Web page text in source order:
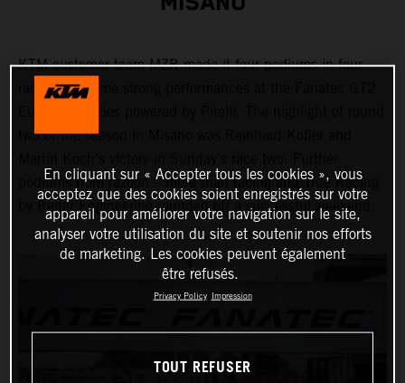
KTM customer team MZR made it four podiums in four
races with some strong performances at the Fanatec GT2
two of the season in Misano was Reinhard Kofler and
podiums from razoon – more than racing and True Racing
by Reiter Engineering rounded off a successful weekend.
En cliquant sur « Accepter tous les cookies », vous
acceptez que des cookies soient enregistrés sur votre
appareil pour améliorer votre navigation sur le site,
analyser votre utilisation du site et soutenir nos efforts
de marketing. Les cookies peuvent également
être refusés.
Privacy Policy Impression
TOUT REFUSER